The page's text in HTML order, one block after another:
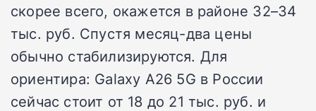
скорее всего, окажется в районе 32–34
тыс. руб. Спустя месяц-два цены
обычно стабилизируются. Для
ориентира: Galaxy A26 5G в России
сейчас стоит от 18 до 21 тыс. руб. и